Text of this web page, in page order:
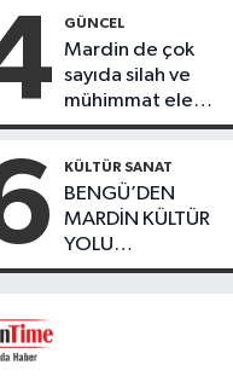
ürünlerini satarak
köydeki
çoçuklara kitap
desteğinde
bulundu
GÜNCEL
Mardin de çok
sayıda silah ve
mühimmat ele
geçirildi
KÜLTÜR SANAT
BENGÜ’DEN
MARDİN KÜLTÜR
YOLU
FESTIVALİ’NDE